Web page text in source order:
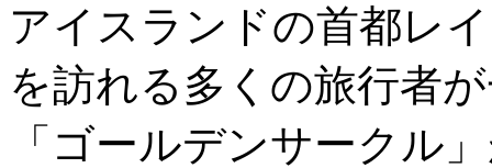
アイスランドの首都レ
を訪れる多くの旅行者
「ゴールデンサークル